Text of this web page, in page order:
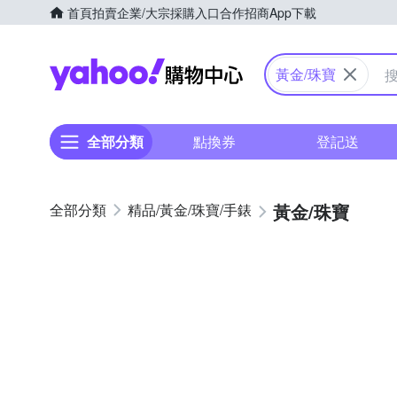
首頁拍賣企業/大宗採購入口合作招商App下載
Yahoo購物中心
黃金/珠寶
全部分類 點換券 登記送
精品/黃金/珠寶/手錶 黃金/珠寶